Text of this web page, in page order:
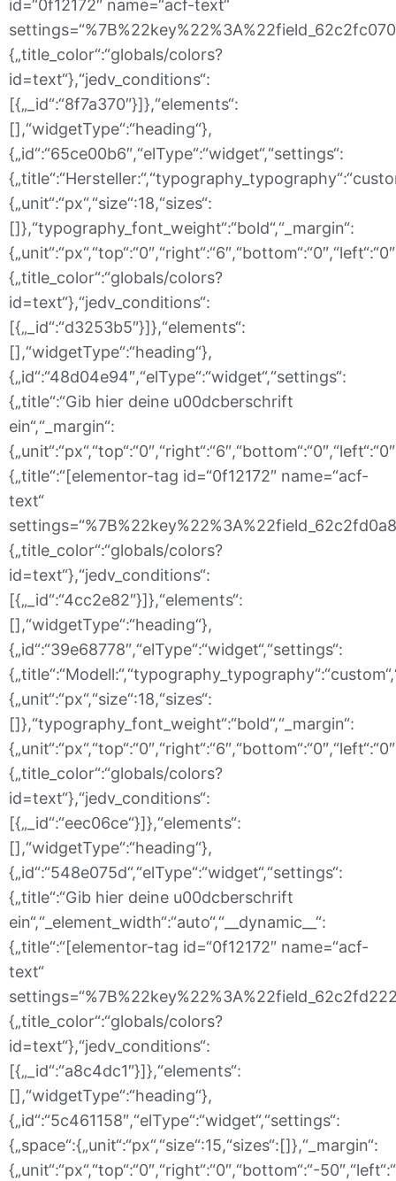
id=“0f12172″ name=“acf-text“
{„title_color“:“globals/colors?
id=text“},“jedv_conditions“:
[{„_id“:“8f7a370″}]},“elements“:
[],“widgetType“:“heading“},
{„id“:“65ce00b6″,“elType“:“widget“,“settings“:
{„unit“:“px“,“size“:18,“sizes“:
[]},“typography_font_weight“:“bold“,“_margin“:
{„title_color“:“globals/colors?
id=text“},“jedv_conditions“:
[{„_id“:“d3253b5″}]},“elements“:
[],“widgetType“:“heading“},
{„id“:“48d04e94″,“elType“:“widget“,“settings“:
{„title“:“Gib hier deine u00dcberschrift
ein“,“_margin“:
{„title“:“[elementor-tag id=“0f12172″ name=“acf-
text“
{„title_color“:“globals/colors?
id=text“},“jedv_conditions“:
[{„_id“:“4cc2e82″}]},“elements“:
[],“widgetType“:“heading“},
{„id“:“39e68778″,“elType“:“widget“,“settings“:
{„unit“:“px“,“size“:18,“sizes“:
[]},“typography_font_weight“:“bold“,“_margin“:
{„title_color“:“globals/colors?
id=text“},“jedv_conditions“:
[{„_id“:“eec06ce“}]},“elements“:
[],“widgetType“:“heading“},
{„id“:“548e075d“,“elType“:“widget“,“settings“:
{„title“:“Gib hier deine u00dcberschrift
ein“,“_element_width“:“auto“,“__dynamic__“:
{„title“:“[elementor-tag id=“0f12172″ name=“acf-
text“
{„title_color“:“globals/colors?
id=text“},“jedv_conditions“:
[{„_id“:“a8c4dc1″}]},“elements“:
[],“widgetType“:“heading“},
{„id“:“5c461158″,“elType“:“widget“,“settings“:
{„space“:{„unit“:“px“,“size“:15,“sizes“:[]},“_margin“:
{„unit“:“px“,“top“:“0″,“right“:“0″,“bottom“:“-